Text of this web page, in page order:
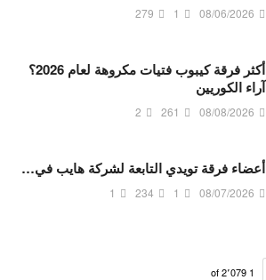
08/06/2026
1
279
أكثر فرقة كيبوب فتيات مكروهة لعام 2026؟
آراء الكوريين
08/08/2026
261
2
أعضاء فرقة تويدي التابعة لشركة هايب في…
08/07/2026
1
234
1
1 2٬079